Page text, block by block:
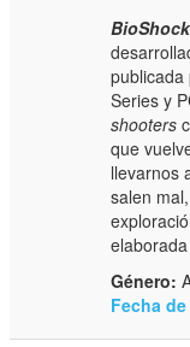
publicada
Series y
shooters
que
llevarnos
salen
Género:
Fecha